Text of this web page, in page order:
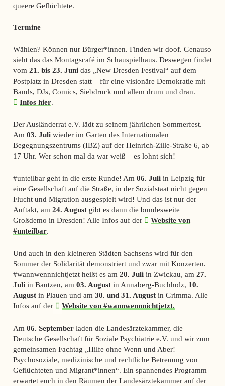
queere Geflüchtete.
Termine
Wählen? Können nur Bürger*innen. Finden wir doof. Genauso
sieht das das Montagscafé im Schauspielhaus. Deswegen findet
vom 21. bis 23. Junidas „New Dresden Festival“ auf dem
Postplatz in Dresden statt – für eine visionäre Demokratie mit
Bands, DJs, Comics, Siebdruck und allem drum und dran.
Infos hier.
Der Ausländerrat e.V. lädt zu seinem jährlichen Sommerfest.
Am 03. Juliwieder im Garten des Internationalen
Begegnungszentrums (IBZ) auf der Heinrich-Zille-Straße 6, ab
17 Uhr. Wer schon mal da war weiß – es lohnt sich!
#unteilbar geht in die erste Runde! Am 06. Juliin Leipzig für
eine Gesellschaft auf die Straße, in der Sozialstaat nicht gegen
Flucht und Migration ausgespielt wird! Und das ist nur der
Auftakt, am 24. Augustgibt es dann die bundesweite
Großdemo in Dresden! Alle Infos auf der
Website von
#unteilbar.
Und auch in den kleineren Städten Sachsens wird für den
Sommer der Solidarität demonstriert und zwar mit Konzerten.
#wannwennnichtjetzt heißt es am 20. Juliin Zwickau, am 27.
Juliin Bautzen, am 03. Augustin Annaberg-Buchholz, 10.
Augustin Plauen und am 30. und 31. Augustin Grimma. Alle
Infos auf der
Website von #wannwennnichtjetzt.
Am 06. Septemberladen die Landesärztekammer, die
Deutsche Gesellschaft für Soziale Psychiatrie e.V. und wir zum
gemeinsamen Fachtag „Hilfe ohne Wenn und Aber!
Psychosoziale, medizinische und rechtliche Betreuung von
Geflüchteten und Migrant*innen“. Ein spannendes Programm
erwartet euch in den Räumen der Landesärztekammer auf der